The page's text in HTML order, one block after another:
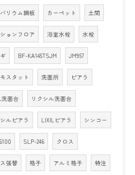
リウム鋼板 カーペット 土間
ョンフロア 浴室水栓 水栓
BF-KA145TSJM JM957
スタット 洗面所 ピアラ
洗面台 リクシル洗面台
ルピアラ LIXILピアラ シンコー
SLP-246 クロス
張替 格子 アルミ格子 特注